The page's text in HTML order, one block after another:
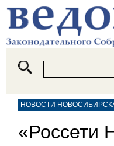
НОВОСТИ
«Россети